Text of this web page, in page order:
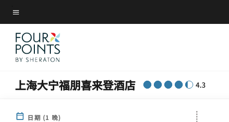
Skip
to
main
content
菜单文本
上海大宁福朋喜来登酒店 4.3
日期 (1 晚)